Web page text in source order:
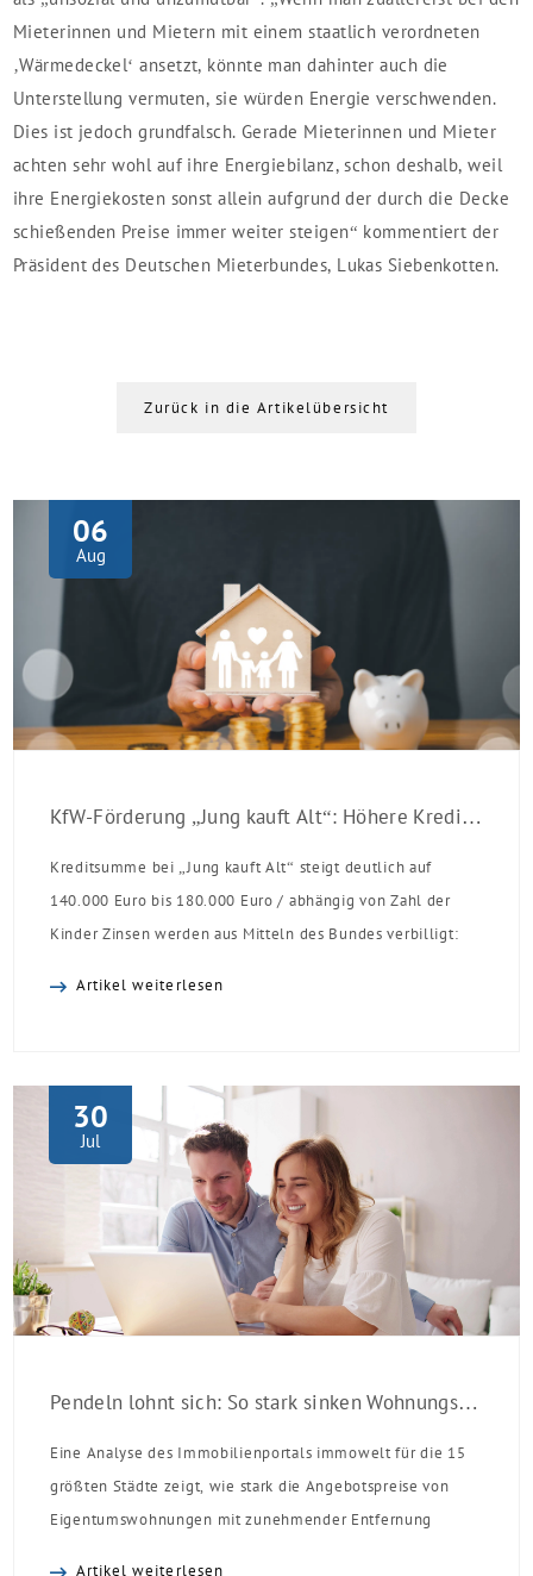
Mieterinnen und Mietern mit einem staatlich verordneten
‚Wärmedeckel‘ ansetzt, könnte man dahinter auch die
Unterstellung vermuten, sie würden Energie verschwenden.
Dies ist jedoch grundfalsch. Gerade Mieterinnen und Mieter
achten sehr wohl auf ihre Energiebilanz, schon deshalb, weil
ihre Energiekosten sonst allein aufgrund der durch die Decke
schießenden Preise immer weiter steigen“ kommentiert der
Präsident des Deutschen Mieterbundes, Lukas Siebenkotten.
Zurück in die Artikelübersicht
06
Aug
KfW-Förderung „Jung kauft Alt“: Höhere Kredite ab August 2026
Kreditsumme bei „Jung kauft Alt“ steigt deutlich auf
140.000 Euro bis 180.000 Euro / abhängig von Zahl der
Kinder Zinsen werden aus Mitteln des Bundes verbilligt:
Einzelmaßnahmen […]
Artikel weiterlesen
30
Jul
Pendeln lohnt sich: So stark sinken Wohnungspreise im Umland
Eine Analyse des Immobilienportals immowelt für die 15
größten Städte zeigt, wie stark die Angebotspreise von
Eigentumswohnungen mit zunehmender Entfernung
Artikel weiterlesen